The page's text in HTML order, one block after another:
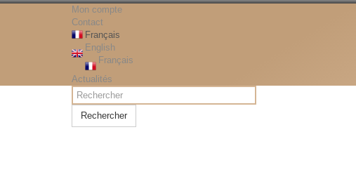
Mon compte
Contact
Français
English
Français
Actualités
Rechercher